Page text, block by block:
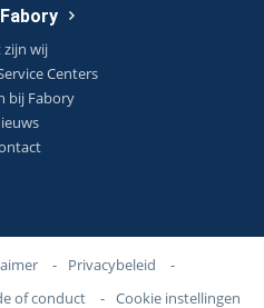
zijn wij
Centers
bij Fabory
- Privacybeleid
-
of conduct - Cookie instellingen